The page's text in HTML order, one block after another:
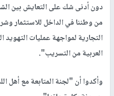
دون أدنى شك على التعايش بين
من وطننا في الداخل للاستثمار
التجارية لمواجهة عمليات التهويد
العربية من التسريب".
وأكدوا أن "لجنة المتابعة مع أهل